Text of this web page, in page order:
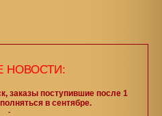
НОВОСТИ:
заказы поступившие после 1
в сентябре.
-